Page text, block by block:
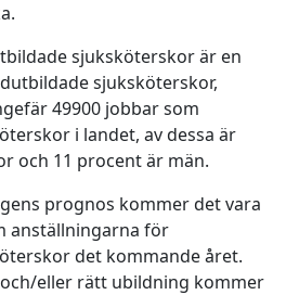
sjuksköterskor är en
sjuksköterskor,
49900 jobbar som
i landet, av dessa är
och 11 procent är män.
prognos kommer det vara
anställningarna för
det kommande året.
eller rätt ubildning kommer